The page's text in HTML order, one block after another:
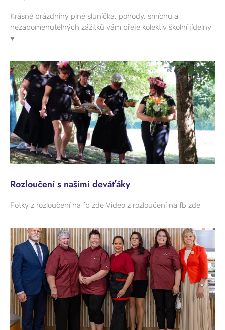
Krásné prázdniny plné sluníčka, pohody, smíchu a
nezapomenutelných zážitků vám přeje kolektiv školní jídelny
♥
Rozloučení s našimi deváťáky
Fotky z rozloučení na fb zde Video z rozloučení na fb zde